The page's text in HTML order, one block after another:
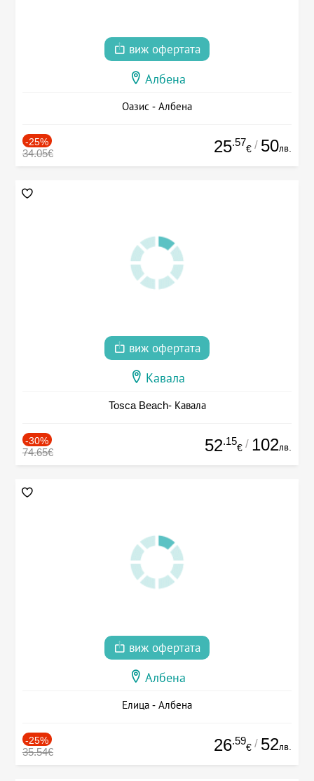
виж офертата
Албена
Оазис - Албена
-25%
34.05€ 25.57
€ / 50лв.
виж офертата
Кавала
Tosca Beach- Кавала
-30%
74.65€ 52.15
€ / 102лв.
виж офертата
Албена
Елица - Албена
-25%
35.54€ 26.59
€ / 52лв.